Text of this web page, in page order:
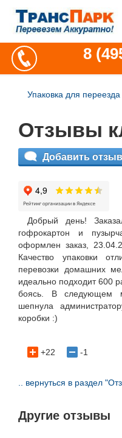
8
Упаковка для переезда
Отзывы
Добавить отзыв
Добрый день!
гофрокартон и
оформлен заказ,
Качество упаковки
перевозки домашних
идеально подходит 600
боясь. В следующем
шепнула
коробки :)
+22
-1
.. вернуться в раздел
Другие отзывы